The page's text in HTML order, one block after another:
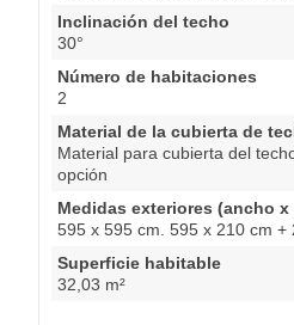
Inclinación del techo
30°
Número de habitaciones
2
Material de la cubierta de
Material para cubierta del
opción
Medidas exteriores (ancho
595 x 595 cm. 595 x 210 cm +
Superficie habitable
32,03 m²